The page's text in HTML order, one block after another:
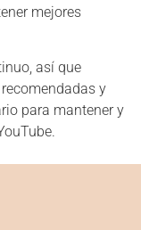
mejores
así que
y
para mantener y